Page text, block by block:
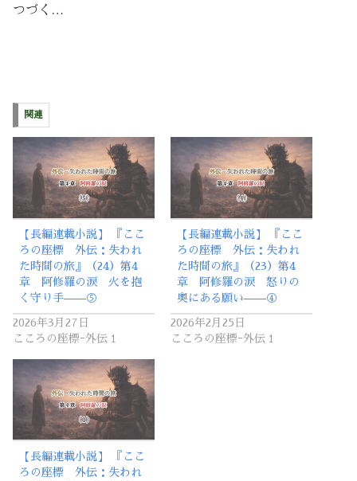
つづく…
関連
【長編連載小説】 『ここ
ろの座標 外伝：失われ
た時間の旅』（24）第4
章 阿修羅の涙 火を抱
く守り手——⑤
2026年3月27日
こころの座標ｰ外伝１
【長編連載小説】 『ここ
ろの座標 外伝：失われ
た時間の旅』（23）第4
章 阿修羅の涙 怒りの
奥にある願い——④
2026年2月25日
こころの座標ｰ外伝１
【長編連載小説】 『ここ
ろの座標 外伝：失われ